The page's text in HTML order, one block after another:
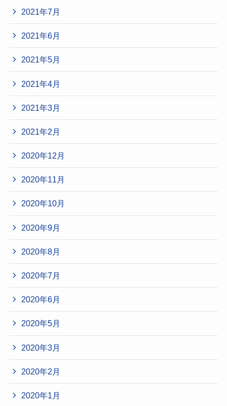
2021年7月
2021年6月
2021年5月
2021年4月
2021年3月
2021年2月
2020年12月
2020年11月
2020年10月
2020年9月
2020年8月
2020年7月
2020年6月
2020年5月
2020年3月
2020年2月
2020年1月